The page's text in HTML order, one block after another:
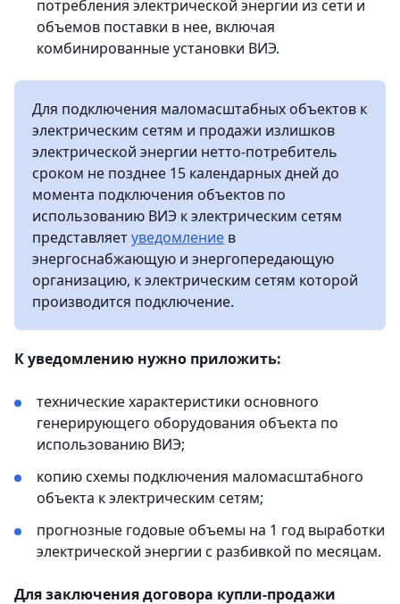
потребления электрической энергии из сети и
объемов поставки в нее, включая
комбинированные установки ВИЭ.
Для подключения маломасштабных объектов к
электрическим сетям и продажи излишков
электрической энергии нетто-потребитель
сроком не позднее 15 календарных дней до
момента подключения объектов по
использованию ВИЭ к электрическим сетям
представляетуведомление в
энергоснабжающую и энергопередающую
организацию, к электрическим сетям которой
производится подключение.
К уведомлению нужно приложить:
технические характеристики основного
генерирующего оборудования объекта по
использованию ВИЭ;
копию схемы подключения маломасштабного
объекта к электрическим сетям;
прогнозные годовые объемы на 1 год выработки
электрической энергии с разбивкой по месяцам.
Для заключения договора купли-продажи